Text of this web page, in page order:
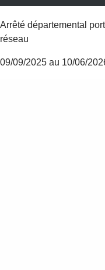
Arrêté départemental
réseau
09/09/2025 au 10/06/